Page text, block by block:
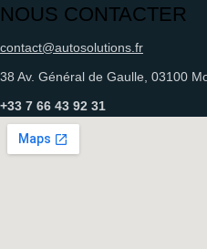
NOUS CONTACTER
contact@autosolutions.fr
38 Av. Général de Gaulle, 03100
+33 7 66 43 92 31